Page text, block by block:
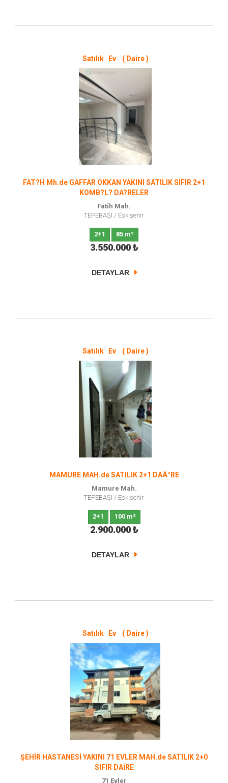
Satılık Ev ( Daire )
FAT?H Mh.de GAFFAR OKKAN YAKINI SATILIK SIFIR 2+1
KOMB?L? DA?RELER
Fatih Mah.
TEPEBAŞI / Eskişehir
2+1 85 m²
3.550.000 ₺
DETAYLAR
Satılık Ev ( Daire )
MAMURE MAH.de SATILIK 2+1 DAÄ°RE
Mamure Mah.
TEPEBAŞI / Eskişehir
2+1 100 m²
2.900.000 ₺
DETAYLAR
Satılık Ev ( Daire )
ŞEHİR HASTANESİ YAKINI 71 EVLER MAH.de SATILIK 2+0
SIFIR DAİRE
71 Evler